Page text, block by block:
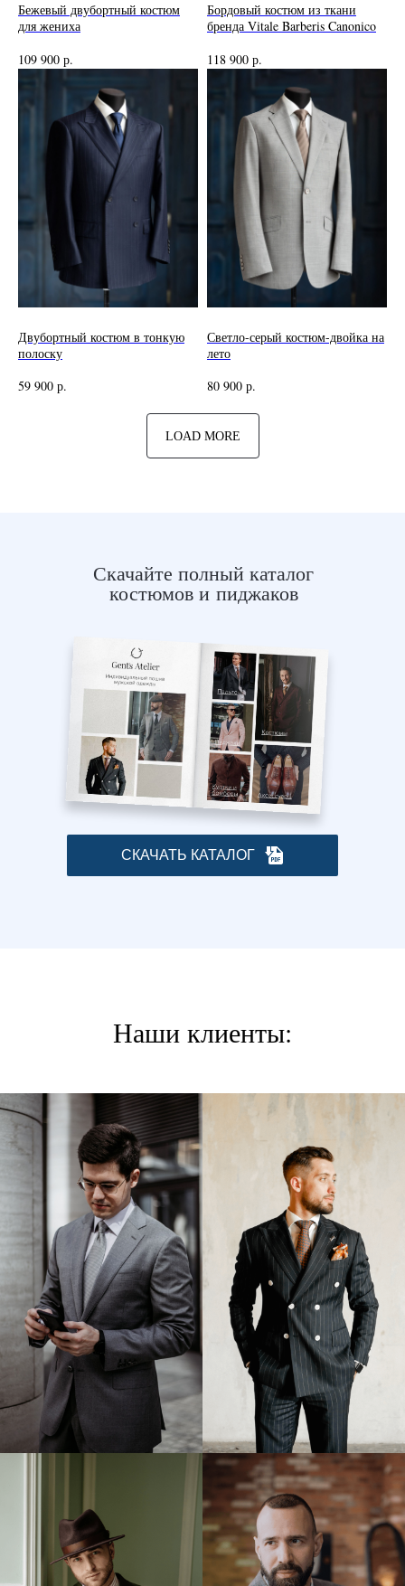
Бежевый двубортный костюм
для жениха
109 900 р.
Бордовый костюм из ткани
бренда Vitale Barberis Canonico
118 900 р.
Двубортный костюм в тонкую
полоску
59 900 р.
Светло-серый костюм-двойка на
лето
80 900 р.
LOAD MORE
Скачайте полный каталог
костюмов и пиджаков
СКАЧАТЬ КАТАЛОГ
Наши клиенты: